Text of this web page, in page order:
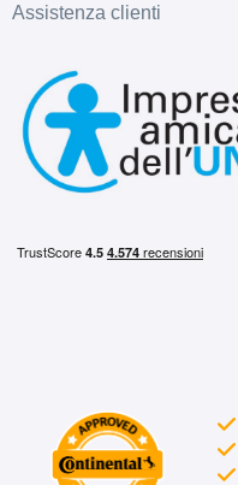
D
Assistenza clienti